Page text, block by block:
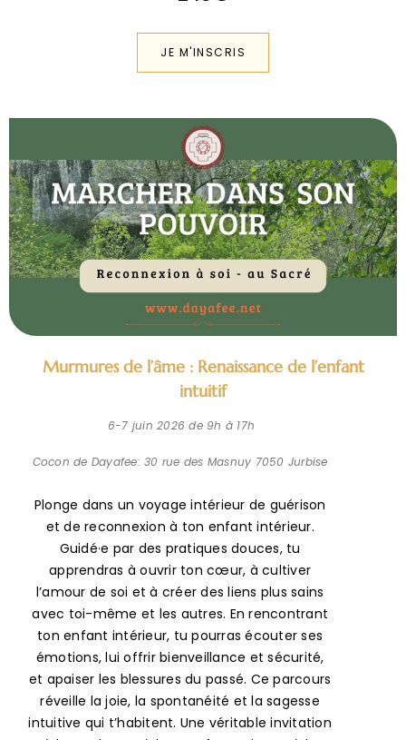
Murmures de l’âme : Renaissance de l’enfant
intuitif
6-7 juin 2026 de 9h à 17h
Cocon de Dayafee: 30 rue des Masnuy 7050 Jurbise
et de reconnexion à ton enfant intérieur.
Guidé·e par des pratiques douces, tu
apprendras à ouvrir ton cœur, à cultiver
l’amour de soi et à créer des liens plus sains
avec toi-même et les autres. En rencontrant
ton enfant intérieur, tu pourras écouter ses
émotions, lui offrir bienveillance et sécurité,
et apaiser les blessures du passé. Ce parcours
réveille la joie, la spontanéité et la sagesse
intuitive qui t’habitent. Une véritable invitation
à la tendresse, à la transformation et à la